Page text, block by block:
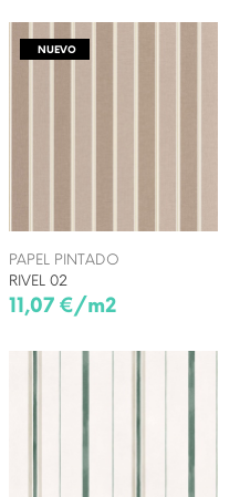
NUEVO
PAPEL PINTADO
RIVEL 02
11,07 €/m2